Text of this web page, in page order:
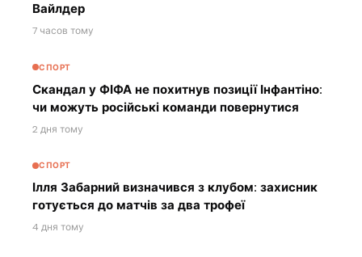
Вайлдер
7 часов тому
СПОРТ
Скандал у ФІФА не похитнув позиції Інфантіно:
чи можуть російські команди повернутися
2 дня тому
СПОРТ
Ілля Забарний визначився з клубом: захисник
готується до матчів за два трофеї
4 дня тому